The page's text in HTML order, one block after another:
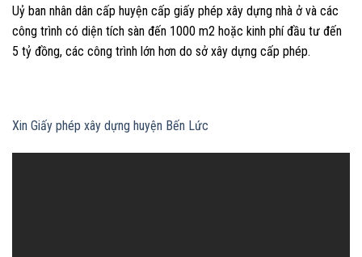
Uỷ ban nhân dân cấp huyện cấp giấy phép xây dựng nhà ở và các
công trình có diện tích sàn đến 1000 m2 hoặc kinh phí đầu tư đến
5 tỷ đồng, các công trình lớn hơn do sở xây dựng cấp phép.
Xin Giấy phép xây dựng huyện Bến Lức